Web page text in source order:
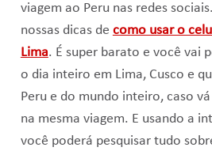
viagem ao Peru nas redes
nossas dicas de como usar o
Lima. É super barato e você vai
o dia inteiro em Lima, Cusco e
Peru e do mundo inteiro, caso
na mesma viagem. E usando a
você poderá pesquisar tudo